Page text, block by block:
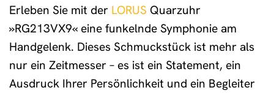
Erleben Sie mit der LORUS Quarzuhr
»RG213VX9« eine funkelnde Symphonie am
Handgelenk. Dieses Schmuckstück ist mehr als
nur ein Zeitmesser – es ist ein Statement, ein
Ausdruck Ihrer Persönlichkeit und ein Begleiter